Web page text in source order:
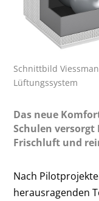
Schnittbild
Lüftungssystem
Das neue
Schulen
Frischluft und
Nach
herausragenden